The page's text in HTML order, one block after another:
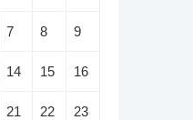
7 8 9
14 15 16
21 22 23